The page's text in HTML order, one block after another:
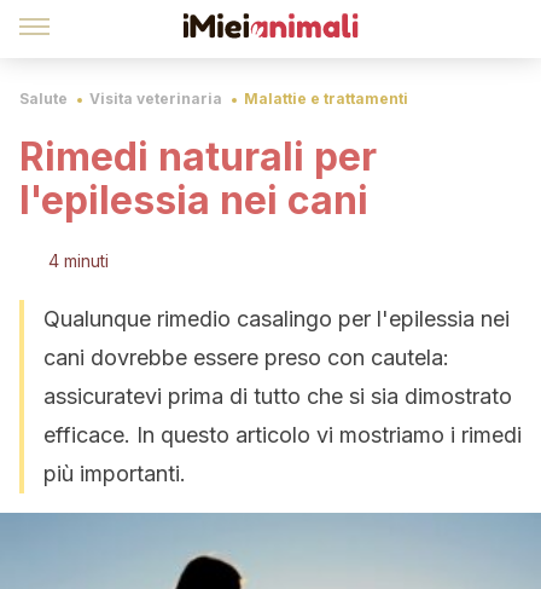
Salute Visita veterinaria Malattie e trattamenti
Rimedi naturali per
l'epilessia nei cani
4 minuti
Qualunque rimedio casalingo per l'epilessia nei
cani dovrebbe essere preso con cautela:
assicuratevi prima di tutto che si sia dimostrato
efficace. In questo articolo vi mostriamo i rimedi
più importanti.